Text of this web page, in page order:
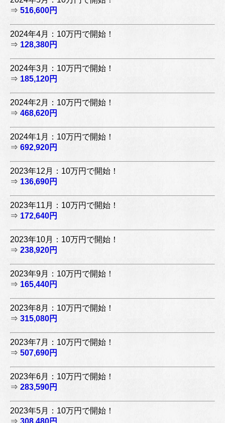
⇒ 516,600円
2024年4月：10万円で開始！
⇒ 128,380円
2024年3月：10万円で開始！
⇒ 185,120円
2024年2月：10万円で開始！
⇒ 468,620円
2024年1月：10万円で開始！
⇒ 692,920円
2023年12月：10万円で開始！
⇒ 136,690円
2023年11月：10万円で開始！
⇒ 172,640円
2023年10月：10万円で開始！
⇒ 238,920円
2023年9月：10万円で開始！
⇒ 165,440円
2023年8月：10万円で開始！
⇒ 315,080円
2023年7月：10万円で開始！
⇒ 507,690円
2023年6月：10万円で開始！
⇒ 283,590円
2023年5月：10万円で開始！
⇒ 308,480円